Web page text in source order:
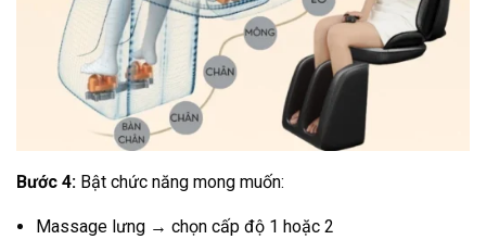
Bước 4: Bật chức năng mong muốn:
Massage lưng → chọn cấp độ 1 hoặc 2